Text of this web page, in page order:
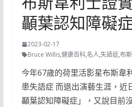
顳葉認知障礙症
2023-02-17
Bruce Willis,健康百科,名人,失語症,布
今年67歲的荷里活影星布斯韋
患失語症 而退出演藝生涯，近
顳葉認知障礙症」，又說目前